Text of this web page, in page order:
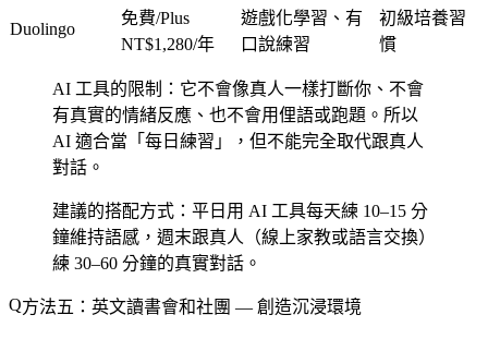
Duolingo
免費/Plus
NT$1,280/年
遊戲化學習、有
口說練習
初級培養習
慣
AI 工具的限制：它不會像真人一樣打斷你、不會
有真實的情緒反應、也不會用俚語或跑題。所以
AI 適合當「每日練習」，但不能完全取代跟真人
對話。
建議的搭配方式：平日用 AI 工具每天練 10–15 分
鐘維持語感，週末跟真人（線上家教或語言交換）
練 30–60 分鐘的真實對話。
方法五：英文讀書會和社團 — 創造沉浸環境